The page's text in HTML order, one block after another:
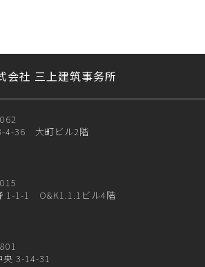
会社 三上建筑事务所
4-36 大町ビル2階
1-1-1 O&K1.1.1ビル4階
央 3-14-31